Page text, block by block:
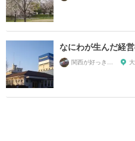
なにわが生んだ経
関西が好っきゃねん